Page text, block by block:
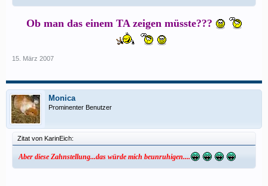
Ob man das einem TA zeigen müsste???
15. März 2007
Monica
Prominenter Benutzer
Zitat von KarinEich:
Aber diese Zahnstellung...das würde mich beunruhigen....